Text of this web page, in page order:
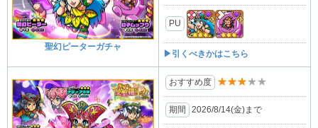
聖幻ピーターガチャ
PU
▶引くべきかはこちら
おすすめ度 ★★★★★
期間 2026/8/14(金)まで